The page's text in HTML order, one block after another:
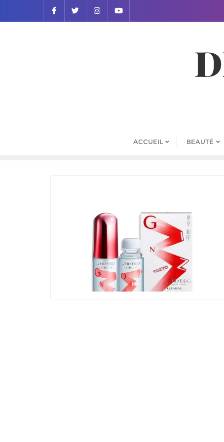
ACCUEIL BEAUTÉ